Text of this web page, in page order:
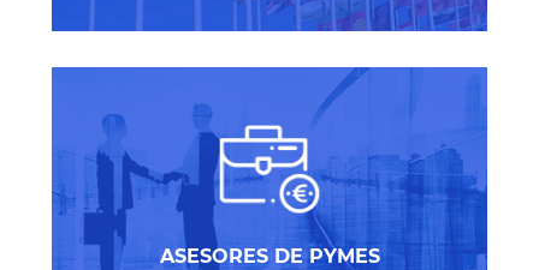
ASESORES DE PYMES